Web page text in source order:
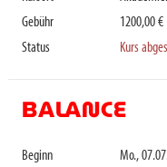
Gebühr
1200,00 €
Status
Kurs
BALANCE
Beginn
Mo.,